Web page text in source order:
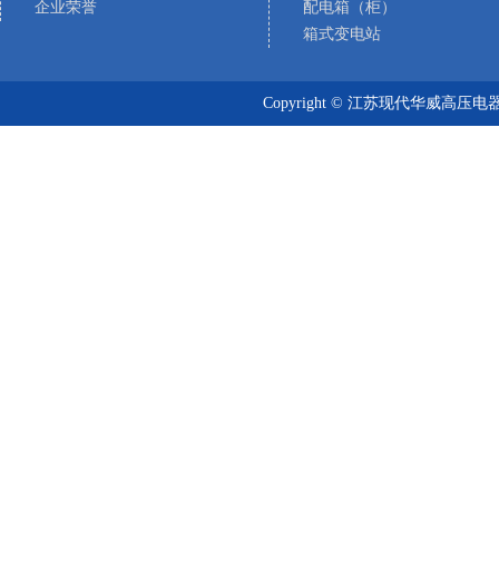
企业荣誉
配电箱（柜）
箱式变电站
Copyright © 江苏现代华威高压电